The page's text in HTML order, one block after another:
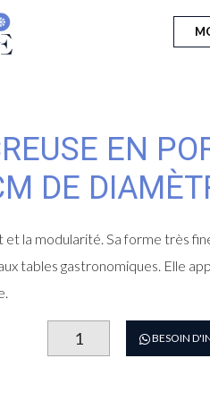
EN
DE
et la modularité. Sa forme très
tables gastronomiques. Elle
quantitéBESOIN